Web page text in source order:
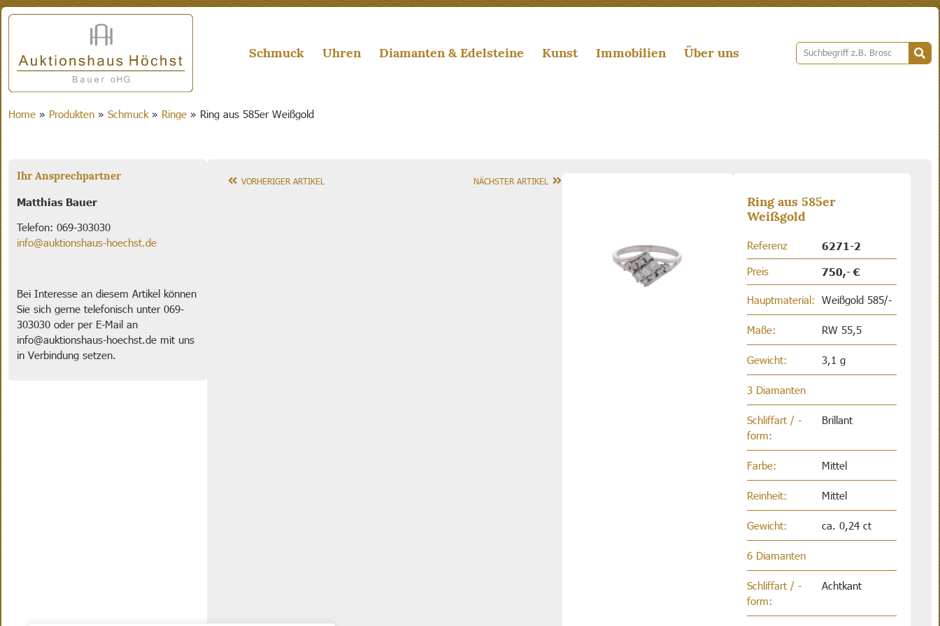
Schmuck Uhren Diamanten & Edelsteine Kunst Immobilien Über uns
Home » Produkten » Schmuck » Ringe » Ring aus 585er Weißgold
Ihr Ansprechpartner
Matthias Bauer
Telefon: 069-303030
info@auktionshaus-hoechst.de
Bei Interesse an diesem Artikel können
Sie sich gerne telefonisch unter 069-
303030 oder per E-Mail an
info@auktionshaus-hoechst.de mit uns
in Verbindung setzen.
VORHERIGER ARTIKEL NÄCHSTER ARTIKEL
Ring aus 585er
Weißgold
Referenz 6271-2
Preis 750,- €
Hauptmaterial: Weißgold 585/-
Maße: RW 55,5
Gewicht: 3,1 g
3 Diamanten
Schliffart / -
form:
Brillant
Farbe: Mittel
Reinheit: Mittel
Gewicht: ca. 0,24 ct
6 Diamanten
Schliffart / -
form:
Achtkant